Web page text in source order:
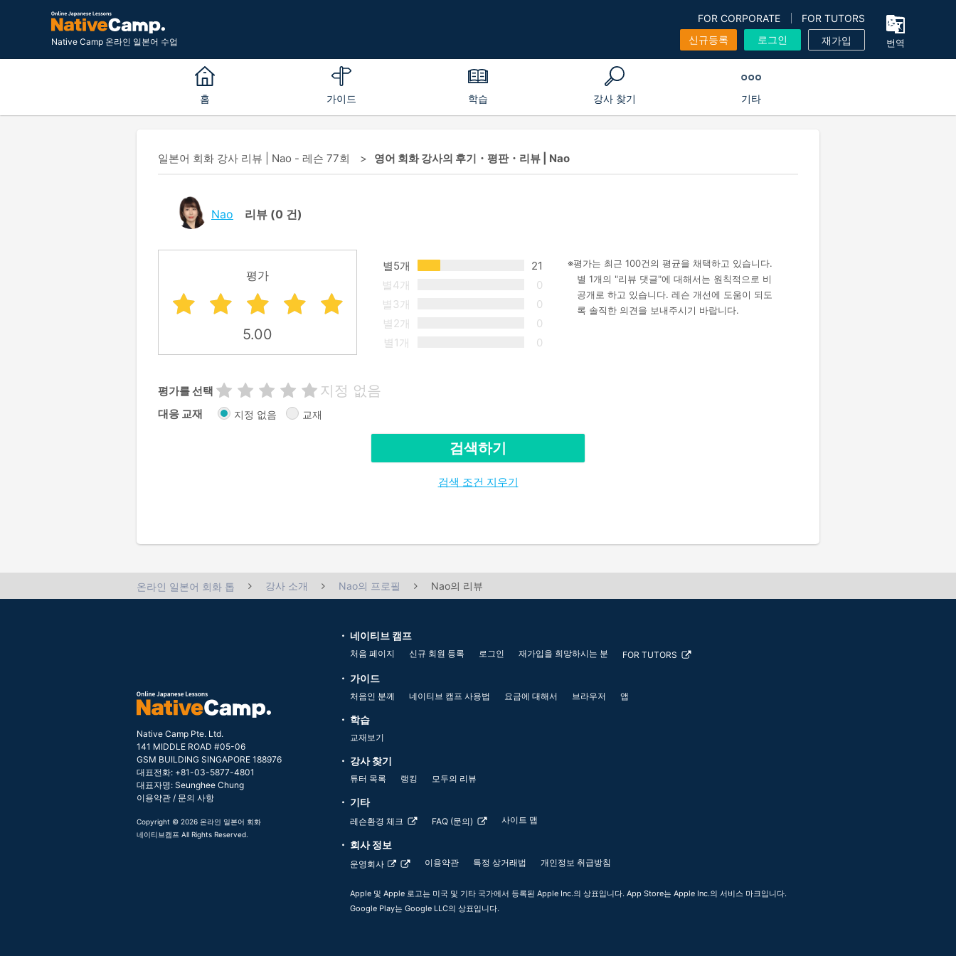
Native Camp 온라인 일본어 수업
FOR CORPORATE
FOR TUTORS
신규등록
로그인 재가입 번역
홈 가이드 학습 강사 찾기 기타
일본어 회화 강사 리뷰 | Nao - 레슨 77회 영어 회화 강사의 후기・평판・리뷰 | Nao
Nao 리뷰 (0 건)
평가
5.00
별5개
21
별4개
0
별3개
0
별2개
0
별1개
0
평가는 최근 100건의 평균을 채택하고 있습니다.
별 1개의 "리뷰 댓글"에 대해서는 원칙적으로 비
공개로 하고 있습니다. 레슨 개선에 도움이 되도
록 솔직한 의견을 보내주시기 바랍니다.
평가를 선택 지정 없음
대응 교재 지정 없음 교재
검색하기
검색 조건 지우기
온라인 일본어 회화 톱 강사 소개 Nao의 프로필 Nao의 리뷰
Native Camp Pte. Ltd.
141 MIDDLE ROAD #05-06
GSM BUILDING SINGAPORE 188976
대표전화: +81-03-5877-4801
대표자명: Seunghee Chung
이용약관 / 문의 사항
Copyright © 2026 온라인 일본어 회화
네이티브캠프 All Rights Reserved.
네이티브 캠프
처음 페이지 신규 회원 등록 로그인 재가입을 희망하시는 분 FOR TUTORS
가이드
처음인 분께 네이티브 캠프 사용법 요금에 대해서 브라우저 앱
학습
교재보기
강사 찾기
튜터 목록 랭킹 모두의 리뷰
기타
레슨환경 체크 FAQ (문의) 사이트 맵
회사 정보
운영회사 이용약관 특정 상거래법 개인정보 취급방침
Apple 및 Apple 로고는 미국 및 기타 국가에서 등록된 Apple Inc.의 상표입니다. App Store는 Apple Inc.의 서비스 마크입니다.
Google Play는 Google LLC의 상표입니다.